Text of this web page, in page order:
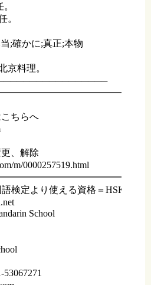
。
;確かに;真正;本物
京料理。
ちらへ
、解除
m/0000257519.html
検定より使える資格＝HSK～
School